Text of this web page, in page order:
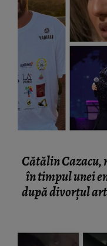
Cătălin Cazacu,
în timpul unei
după divorțul